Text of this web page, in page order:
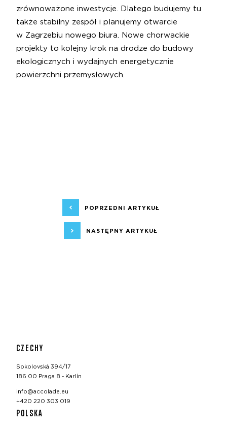
zrównoważone inwestycje. Dlatego budujemy tu
także stabilny zespół i planujemy otwarcie
w Zagrzebiu nowego biura. Nowe chorwackie
projekty to kolejny krok na drodze do budowy
ekologicznych i wydajnych energetycznie
powierzchni przemysłowych.
POPRZEDNI ARTYKUŁ
NASTĘPNY ARTYKUŁ
CZECHY
Sokolovská 394/17
186 00 Praga 8 - Karlín
info@accolade.eu
+420 220 303 019
POLSKA